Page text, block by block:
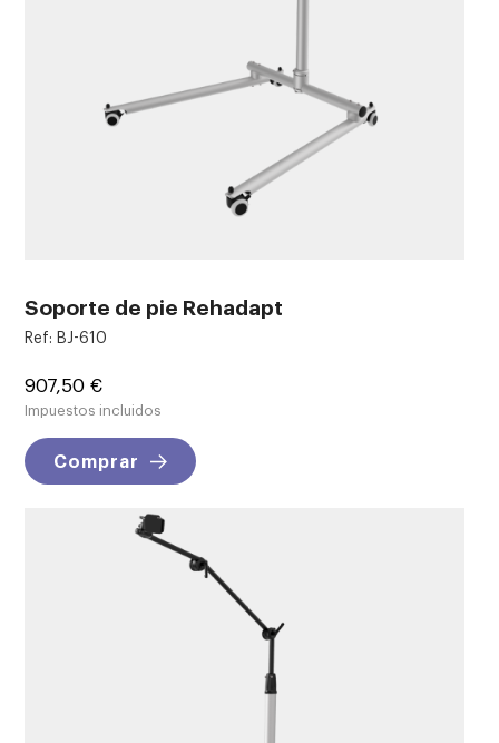
Soporte de pie Rehadapt
Ref: BJ-610
Precio
907,50 €
Impuestos incluidos
Comprar